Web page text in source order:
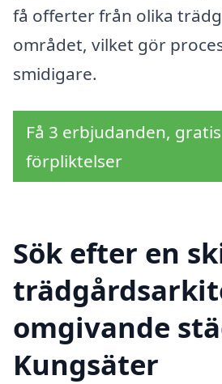
få offerter från olika
området, vilket gör
smidigare.
Få 3 erbjudanden,
förpliktelser
Sök efter en
omgivande
Kungsäter